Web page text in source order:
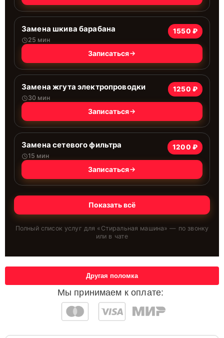
Замена шкива барабана
25 мин
1550 ₽
Записаться
Замена жгута электропроводки
30 мин
1250 ₽
Записаться
Замена сетевого фильтра
15 мин
1200 ₽
Записаться
Показать всё
Полный список услуг для « Стиральная машина» — по звонку
или в чате
Мы принимаем к оплате:
Другая поломка